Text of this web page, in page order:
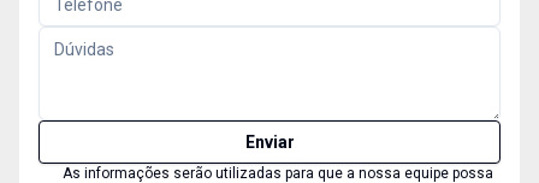
Enviar
As informações serão utilizadas para que a nossa equipe possa